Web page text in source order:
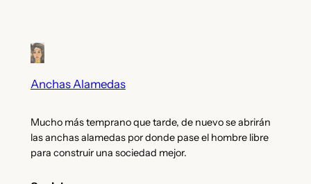
Anchas Alamedas
Mucho más temprano que tarde, de nuevo se abrirán
las anchas alamedas por donde pase el hombre libre
para construir una sociedad mejor.